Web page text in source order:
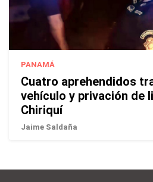
PANAMÁ
Cuatro aprehendidos
vehículo y privación de
Chiriquí
Jaime Saldaña